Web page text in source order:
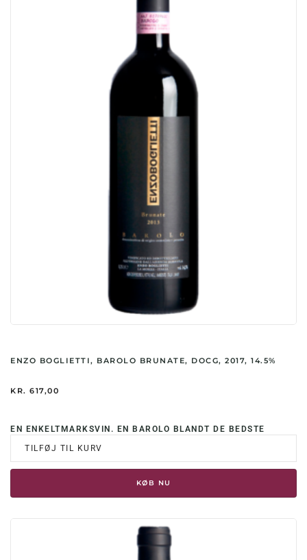
ENZO BOGLIETTI, BAROLO BRUNATE, DOCG, 2017, 14.5%
KR. 617,00
EN ENKELTMARKSVIN. EN BAROLO BLANDT DE BEDSTE
TILFØJ TIL KURV
KØB NU